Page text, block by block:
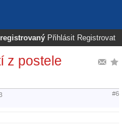
Přihlásit Registrovat
z postele
#6